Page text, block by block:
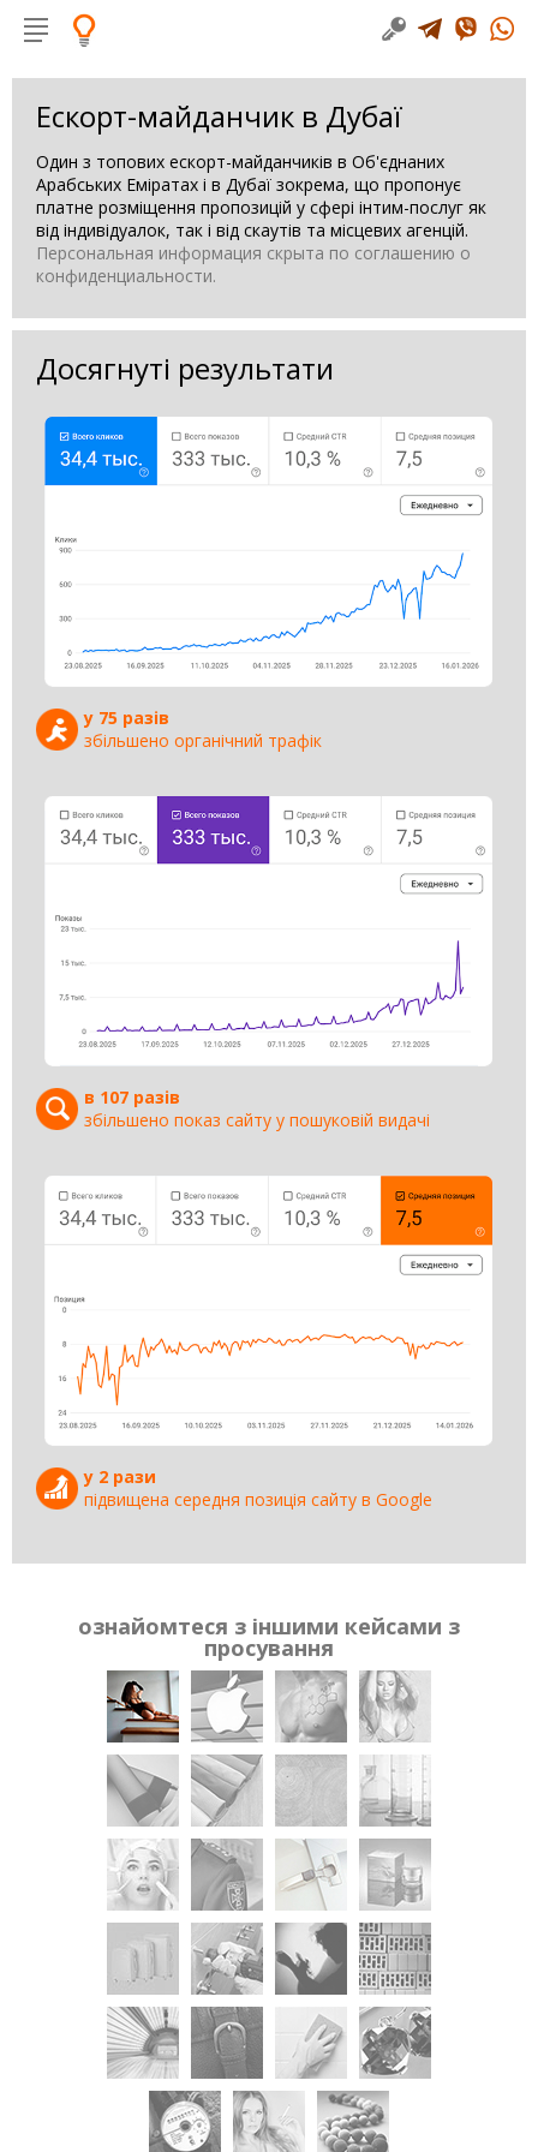
Ескорт-майданчик в Дубаї
Один з топових ескорт-майданчиків в Об'єднаних
Арабських Еміратах і в Дубаї зокрема, що пропонує
платне розміщення пропозицій у сфері інтим-послуг як
від індивідуалок, так і від скаутів та місцевих агенцій.
Персональная информация скрыта по соглашению о
конфиденциальности.
Досягнуті результати
у 75 разів
збільшено органічний трафік
в 107 разів
збільшено показ сайту у пошуковій видачі
у 2 рази
підвищена середня позиція сайту в Google
ознайомтеся з іншими кейсами з
просування